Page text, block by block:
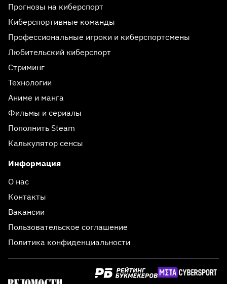
Прогнозы на киберспорт
Киберспортивные команды
Профессиональные игроки и киберспортсмены
Любительский киберспорт
Стриминг
Технологии
Аниме и манга
Фильмы и сериалы
Пополнить Steam
Калькулятор сенсы
Информация
О нас
Контакты
Вакансии
Пользовательское соглашение
Политика конфиденциальности